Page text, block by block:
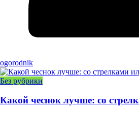
ogorodnik
Без рубрики
Какой чеснок лучше: со